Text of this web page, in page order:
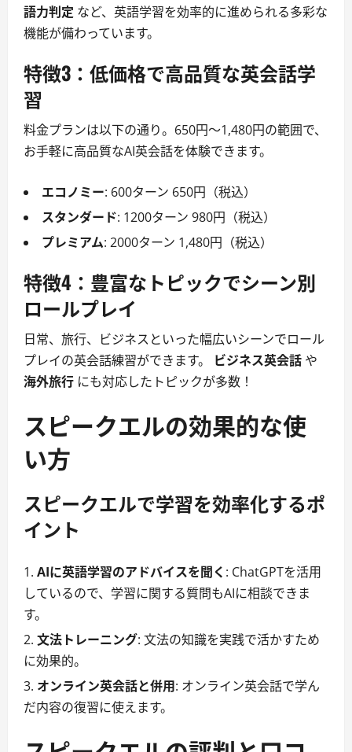
語力判定 など、英語学習を効率的に進められる多彩な
機能が備わっています。
特徴3：低価格で高品質な英会話学
習
料金プランは以下の通り。650円～1,480円の範囲で、
お手軽に高品質なAI英会話を体験できます。
エコノミー: 600ターン 650円（税込）
スタンダード: 1200ターン 980円（税込）
プレミアム: 2000ターン 1,480円（税込）
特徴4：豊富なトピックでシーン別
ロールプレイ
日常、旅行、ビジネスといった幅広いシーンでロール
プレイの英会話練習ができます。 ビジネス英会話 や
海外旅行 にも対応したトピックが多数！
スピークエルの効果的な使
い方
スピークエルで学習を効率化するポ
イント
AIに英語学習のアドバイスを聞く : ChatGPTを活用
しているので、学習に関する質問もAIに相談できま
す。
文法トレーニング: 文法の知識を実践で活かすため
に効果的。
オンライン英会話と併用: オンライン英会話で学ん
だ内容の復習に使えます。